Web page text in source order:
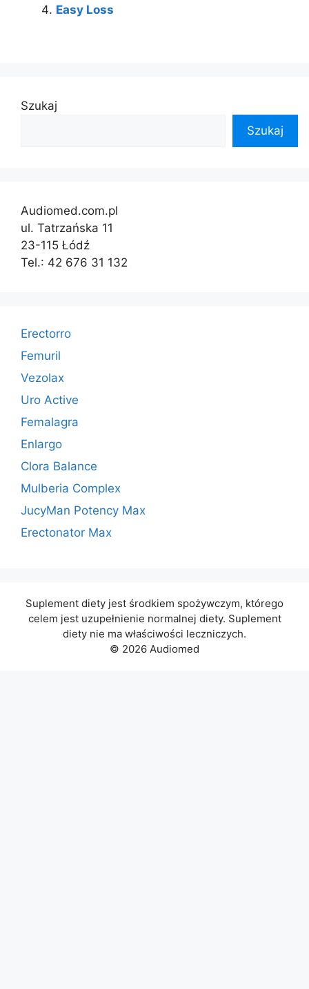
Easy Loss
Szukaj
Szukaj
Audiomed.com.pl
ul. Tatrzańska 11
23-115 Łódź
Tel.: 42 676 31 132
Erectorro
Femuril
Vezolax
Uro Active
Femalagra
Enlargo
Clora Balance
Mulberia Complex
JucyMan Potency Max
Erectonator Max
Suplement diety jest środkiem spożywczym, którego
celem jest uzupełnienie normalnej diety. Suplement
diety nie ma właściwości leczniczych.
© 2026 Audiomed